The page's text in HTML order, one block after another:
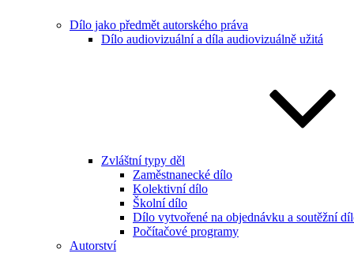
Dílo jako předmět autorského práva
Dílo audiovizuální a díla audiovizuálně užitá
Zvláštní typy děl
Zaměstnanecké dílo
Kolektivní dílo
Školní dílo
Dílo vytvořené na objednávku a soutěžní
Počítačové programy
Autorství